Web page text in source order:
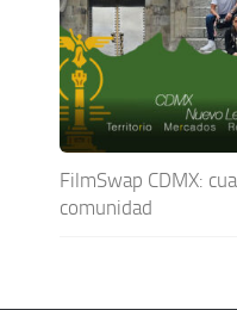
FilmSwap CDMX:
comunidad